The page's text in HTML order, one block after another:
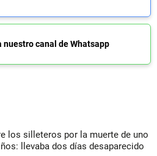
nuestro canal de Whatsapp
los silleteros por la muerte de uno
llevaba dos días desaparecido